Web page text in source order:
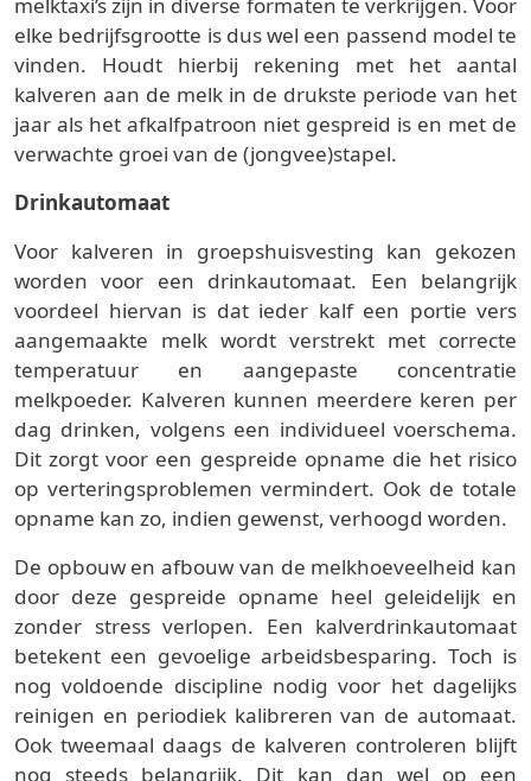
melktaxi’s zijn in diverse formaten te verkrijgen. Voor
elke bedrijfsgrootte is dus wel een passend model te
vinden. Houdt hierbij rekening met het aantal
kalveren aan de melk in de drukste periode van het
jaar als het afkalfpatroon niet gespreid is en met de
verwachte groei van de (jongvee)stapel.
Drinkautomaat
Voor kalveren in groepshuisvesting kan gekozen
worden voor een drinkautomaat. Een belangrijk
voordeel hiervan is dat ieder kalf een portie vers
aangemaakte melk wordt verstrekt met correcte
temperatuur en aangepaste concentratie
melkpoeder. Kalveren kunnen meerdere keren per
dag drinken, volgens een individueel voerschema.
Dit zorgt voor een gespreide opname die het risico
op verteringsproblemen vermindert. Ook de totale
opname kan zo, indien gewenst, verhoogd worden.
De opbouw en afbouw van de melkhoeveelheid kan
door deze gespreide opname heel geleidelijk en
zonder stress verlopen. Een kalverdrinkautomaat
betekent een gevoelige arbeidsbesparing. Toch is
nog voldoende discipline nodig voor het dagelijks
reinigen en periodiek kalibreren van de automaat.
Ook tweemaal daags de kalveren controleren blijft
nog steeds belangrijk. Dit kan dan wel op een